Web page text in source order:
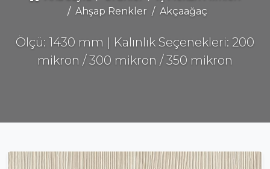
Ahşap Renkler
Akçaağaç
Ölçü: 1430 mm | Kalınlık Seçenekleri: 200
mikron / 300 mikron / 350 mikron